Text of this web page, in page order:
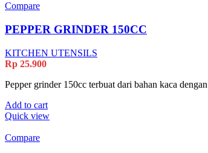
Compare
PEPPER GRINDER 150CC
KITCHEN UTENSILS
Rp 25.900
Pepper grinder 150cc terbuat dari bahan kaca
Add to cart
Quick view
Compare